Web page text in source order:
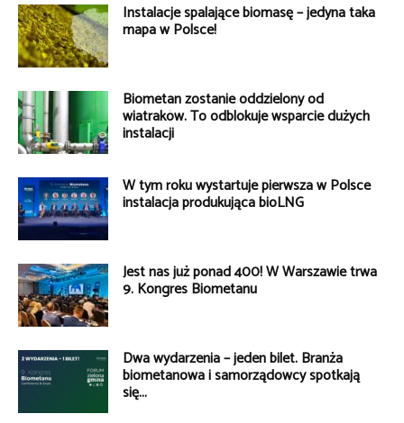
Instalacje spalające biomasę – jedyna taka
mapa w Polsce!
Biometan zostanie oddzielony od
wiatraków. To odblokuje wsparcie dużych
instalacji
W tym roku wystartuje pierwsza w Polsce
instalacja produkująca bioLNG
Jest nas już ponad 400! W Warszawie trwa
9. Kongres Biometanu
Dwa wydarzenia – jeden bilet. Branża
biometanowa i samorządowcy spotkają
się...